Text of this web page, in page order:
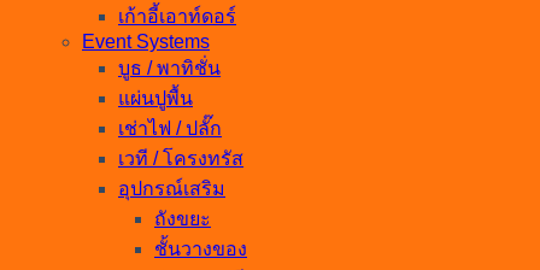
เก้าอี้เอาท์ดอร์
Event Systems
บูธ / พาทิชั่น
แผ่นปูพื้น
เช่าไฟ / ปลั๊ก
เวที / โครงทรัส
อุปกรณ์เสริม
ถังขยะ
ชั้นวางของ